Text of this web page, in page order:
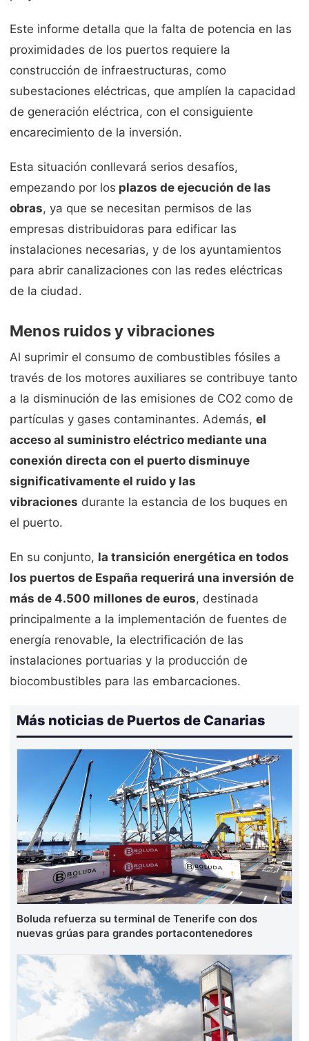
Este informe detalla que la falta de potencia en las
proximidades de los puertos requiere la
construcción de infraestructuras, como
subestaciones eléctricas, que amplíen la capacidad
de generación eléctrica, con el consiguiente
encarecimiento de la inversión.
Esta situación conllevará serios desafíos,
empezando por los plazos de ejecución de las
obras, ya que se necesitan permisos de las
empresas distribuidoras para edificar las
instalaciones necesarias, y de los ayuntamientos
para abrir canalizaciones con las redes eléctricas
de la ciudad.
Menos ruidos y vibraciones
Al suprimir el consumo de combustibles fósiles a
través de los motores auxiliares se contribuye tanto
a la disminución de las emisiones de CO2 como de
partículas y gases contaminantes. Además, el
acceso al suministro eléctrico mediante una
conexión directa con el puerto disminuye
significativamente el ruido y las
vibraciones durante la estancia de los buques en
el puerto.
En su conjunto, la transición energética en todos
los puertos de España requerirá una inversión de
más de 4.500 millones de euros, destinada
principalmente a la implementación de fuentes de
energía renovable, la electrificación de las
instalaciones portuarias y la producción de
biocombustibles para las embarcaciones.
Más noticias de Puertos de Canarias
Boluda refuerza su terminal de Tenerife con dos
nuevas grúas para grandes portacontenedores